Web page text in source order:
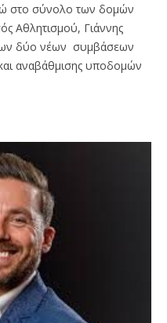
στο σύνολο των δομών
Αθλητισμού, Γιάννης
δύο νέων συμβάσεων
αναβάθμισης υποδομών